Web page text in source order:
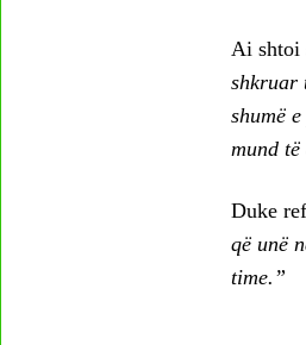
Ai shtoi
shkruar
shumë
mund
Duke
që unë
time.”